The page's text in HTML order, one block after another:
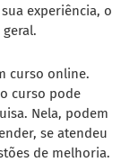
experiência, o
curso online.
curso pode
Nela, podem
se atendeu
de melhoria.